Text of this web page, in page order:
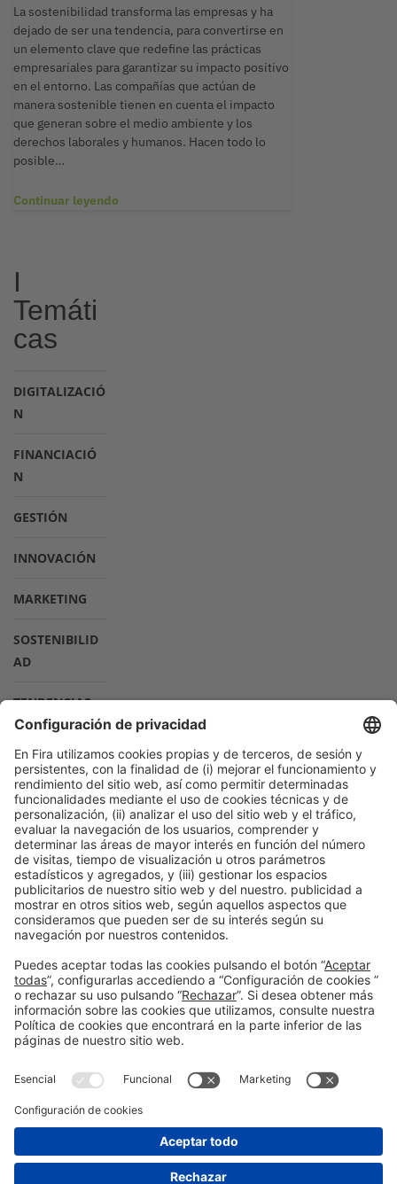
La sostenibilidad transforma las empresas y ha
dejado de ser una tendencia, para convertirse en
un elemento clave que redefine las prácticas
empresariales para garantizar su impacto positivo
en el entorno. Las compañías que actúan de
manera sostenible tienen en cuenta el impacto
que generan sobre el medio ambiente y los
derechos laborales y humanos. Hacen todo lo
posible…
Continuar leyendo
I
Temáti
cas
DIGITALIZACIÓ
N
FINANCIACIÓ
N
GESTIÓN
INNOVACIÓN
MARKETING
SOSTENIBILID
AD
TENDENCIAS
¿quieres recibir
información de
Bizbarcelona?
Déjanos tus
datos
He leído y acepto la
Política de
privacidad*